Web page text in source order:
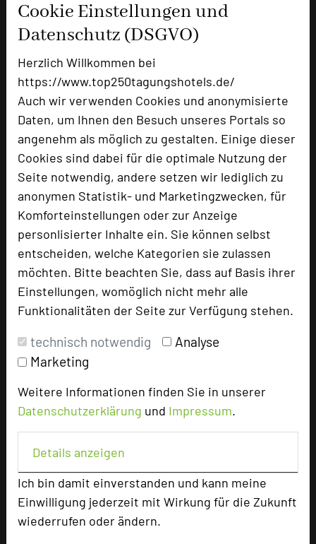
Cookie Einstellungen und
Datenschutz (DSGVO)
Herzlich Willkommen bei
https://www.top250tagungshotels.de/
Auch wir verwenden Cookies und anonymisierte
Daten, um Ihnen den Besuch unseres Portals so
angenehm als möglich zu gestalten. Einige dieser
Cookies sind dabei für die optimale Nutzung der
Seite notwendig, andere setzen wir lediglich zu
anonymen Statistik- und Marketingzwecken, für
Komforteinstellungen oder zur Anzeige
personlisierter Inhalte ein. Sie können selbst
entscheiden, welche Kategorien sie zulassen
möchten. Bitte beachten Sie, dass auf Basis ihrer
Einstellungen, womöglich nicht mehr alle
Funktionalitäten der Seite zur Verfügung stehen.
technisch notwendig
Analyse
Marketing
Weitere Informationen finden Sie in unserer
Datenschutzerklärung und Impressum.
Details anzeigen
Ich bin damit einverstanden und kann meine
Einwilligung jederzeit mit Wirkung für die Zukunft
wiederrufen oder ändern.
Tagungsplaner
Tagungsleiter
Tagungsteilnehmer
Hotel bewerten
Hoteldaten
Max. Tagungskapazität (Personen)
U-Form
Parlamentarisch
50
Reihenbestuhlung
Tagungsräume
7
Ausstellungsfläche
Zimmer
Doppelzimmer
Besonders geeignet für
Seminar, Konferenz, Klausur, Kreativprozesse